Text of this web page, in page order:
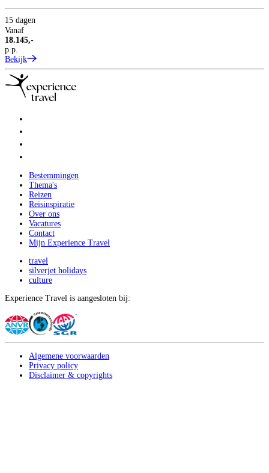
15 dagen
Vanaf
18.145,-
p.p.
Bekijk
Bestemmingen
Thema's
Reizen
Reisinspiratie
Over ons
Vacatures
Contact
Mijn Experience Travel
travel
silverjet holidays
culture
Experience Travel is aangesloten bij:
Algemene voorwaarden
Privacy policy
Disclaimer & copyrights